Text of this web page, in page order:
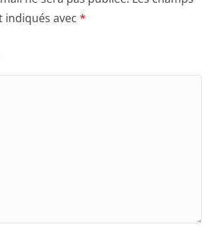
avec *